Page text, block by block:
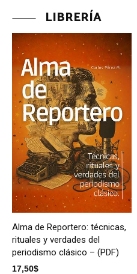
LIBRERÍA
Alma de Reportero: técnicas,
rituales y verdades del
periodismo clásico – (PDF)
17,50$